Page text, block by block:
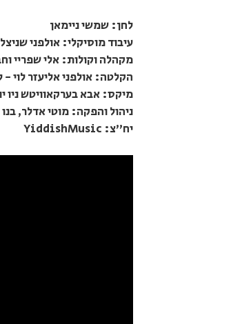
לחן: שמשי ניימאן
עיבוד מוסיקלי: אולפני
מקהלה וקולות: אלי שפריי
הקלטה: אולפני אליעזר לוי -
מיקס: אבא בערקאוויטש ניו
ניהול והפקה: מוטי אדלר,
יח"צ: YiddishMusic